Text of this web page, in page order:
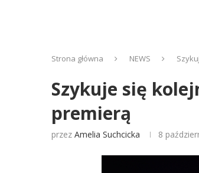
Strona główna NEWS
Szykuje się
premierą
przez Amelia Suchcicka 8